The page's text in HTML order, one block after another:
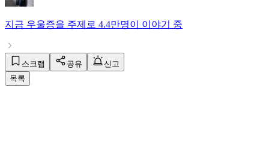
지금 우울증을 주제로 4.4만명이 이야기 중
스크랩 공유
신고
목록